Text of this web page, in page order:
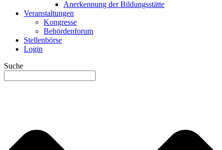
Anerkennung der Bildungsstätte
Veranstaltungen
Kongresse
Behördenforum
Stellenbörse
Login
Suche